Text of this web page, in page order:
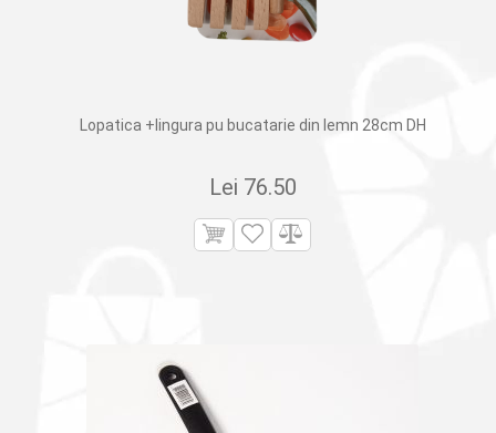
Lopatica +lingura pu bucatarie din lemn 28cm DH
Lei 76.50